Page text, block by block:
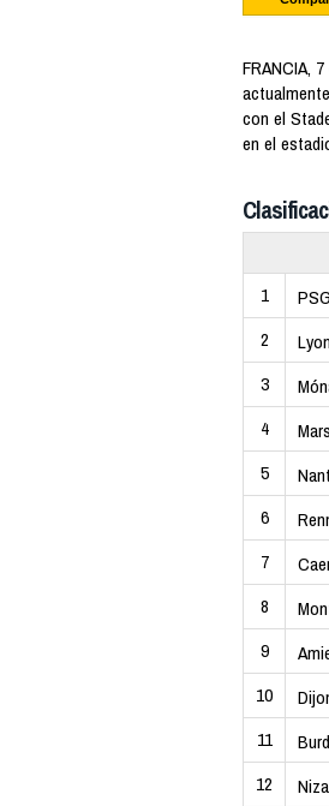
FRANCIA,
con el
en el
1
PSG
2
Lyon
3
4
5
6
7
8
9
10
11
12
Niza